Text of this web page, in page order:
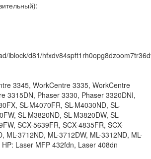
iblock/d81/
3345, WorkCentre 3335, WorkCentre
3315DN, Phaser 3330, Phaser 3320DNI,
SL-M4070FR, SL-M4030ND, SL-
SL-M3820ND, SL-M3820DW, SL-
SCX-5639FR, SCX-4835FR, SCX-
ML-3712ND, ML-3712DW, ML-3312ND, ML-
Laser MFP 432fdn, Laser 408dn